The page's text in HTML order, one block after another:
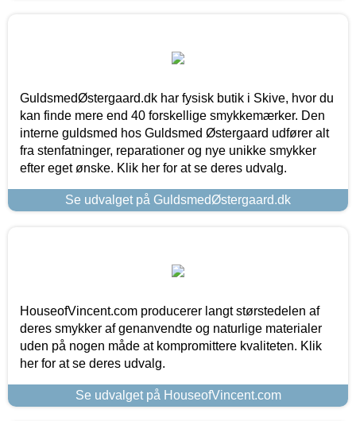
GuldsmedØstergaard.dk har fysisk butik i Skive, hvor du
kan finde mere end 40 forskellige smykkemærker. Den
interne guldsmed hos Guldsmed Østergaard udfører alt
fra stenfatninger, reparationer og nye unikke smykker
efter eget ønske. Klik her for at se deres udvalg.
Se udvalget på GuldsmedØstergaard.dk
HouseofVincent.com producerer langt størstedelen af
deres smykker af genanvendte og naturlige materialer
uden på nogen måde at kompromittere kvaliteten. Klik
her for at se deres udvalg.
Se udvalget på HouseofVincent.com